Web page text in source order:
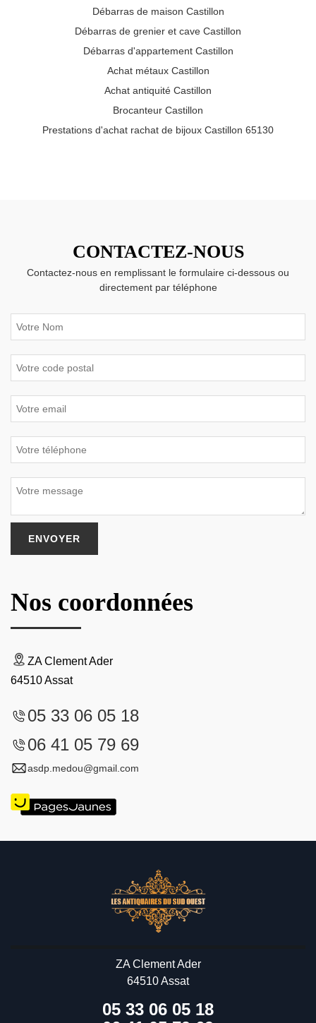
Débarras de maison Castillon
Débarras de grenier et cave Castillon
Débarras d'appartement Castillon
Achat métaux Castillon
Achat antiquité Castillon
Brocanteur Castillon
Prestations d'achat rachat de bijoux Castillon 65130
CONTACTEZ-NOUS
Contactez-nous en remplissant le formulaire ci-dessous ou
directement par téléphone
Nos coordonnées
ZA Clement Ader
64510 Assat
05 33 06 05 18
06 41 05 79 69
asdp.medou@gmail.com
ZA Clement Ader
64510 Assat
05 33 06 05 18